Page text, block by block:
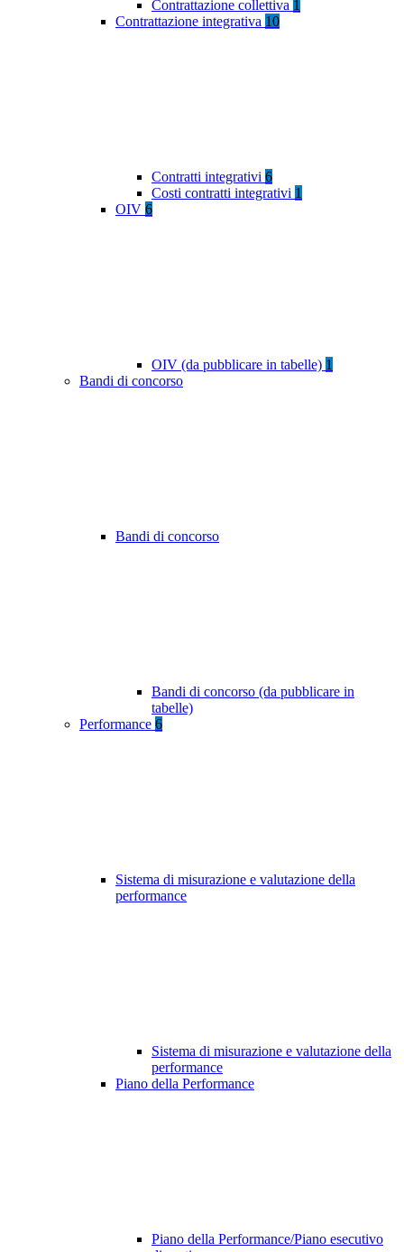
Contrattazione collettiva 1
Contrattazione integrativa 10
Contratti integrativi 6
Costi contratti integrativi 1
OIV 6
OIV (da pubblicare in tabelle) 1
Bandi di concorso
Bandi di concorso
Bandi di concorso (da pubblicare in
tabelle)
Performance 6
Sistema di misurazione e valutazione della
performance
Sistema di misurazione e valutazione della
performance
Piano della Performance
Piano della Performance/Piano esecutivo